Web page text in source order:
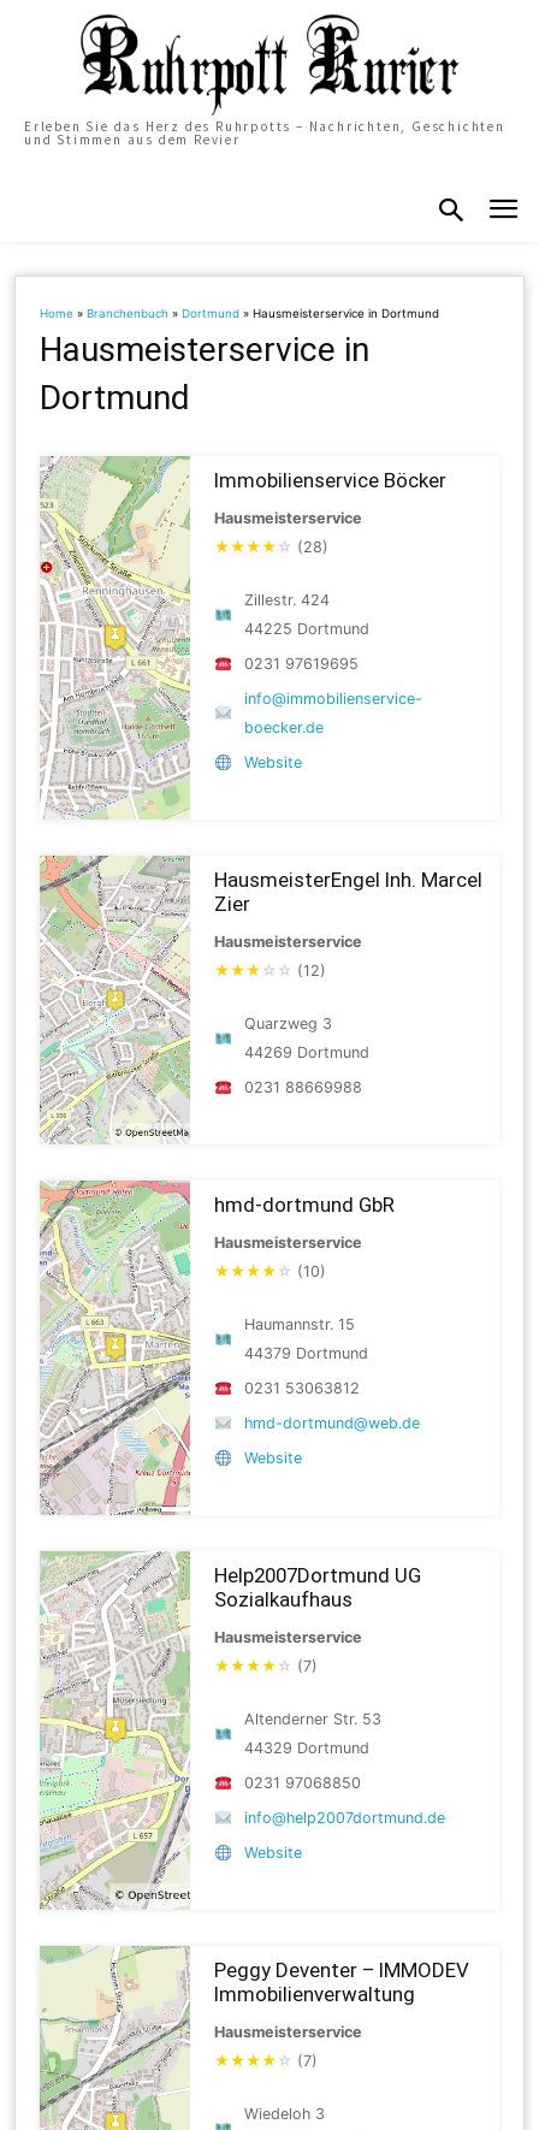
Erleben Sie das Herz des Ruhrpotts – Nachrichten, Geschichten
und Stimmen aus dem Revier
Home »Branchenbuch »Dortmund »Hausmeisterservice in Dortmund
Hausmeisterservice in
Dortmund
Immobilienservice Böcker
Hausmeisterservice
★★★★ ☆ (28)
Zillestr. 424
44225 Dortmund
0231 97619695
info@immobilienservice-
boecker.de
Website
HausmeisterEngel Inh. Marcel
Zier
Hausmeisterservice
★★★ ☆ ☆ (12)
Quarzweg 3
44269 Dortmund
0231 88669988
hmd-dortmund GbR
Hausmeisterservice
★★★★ ☆ (10)
Haumannstr. 15
44379 Dortmund
0231 53063812
hmd-dortmund@web.de
Website
Help2007Dortmund UG
Sozialkaufhaus
Hausmeisterservice
★★★★ ☆ (7)
Altenderner Str. 53
44329 Dortmund
0231 97068850
info@help2007dortmund.de
Website
Peggy Deventer – IMMODEV
Immobilienverwaltung
Hausmeisterservice
★★★★ ☆ (7)
Wiedeloh 3